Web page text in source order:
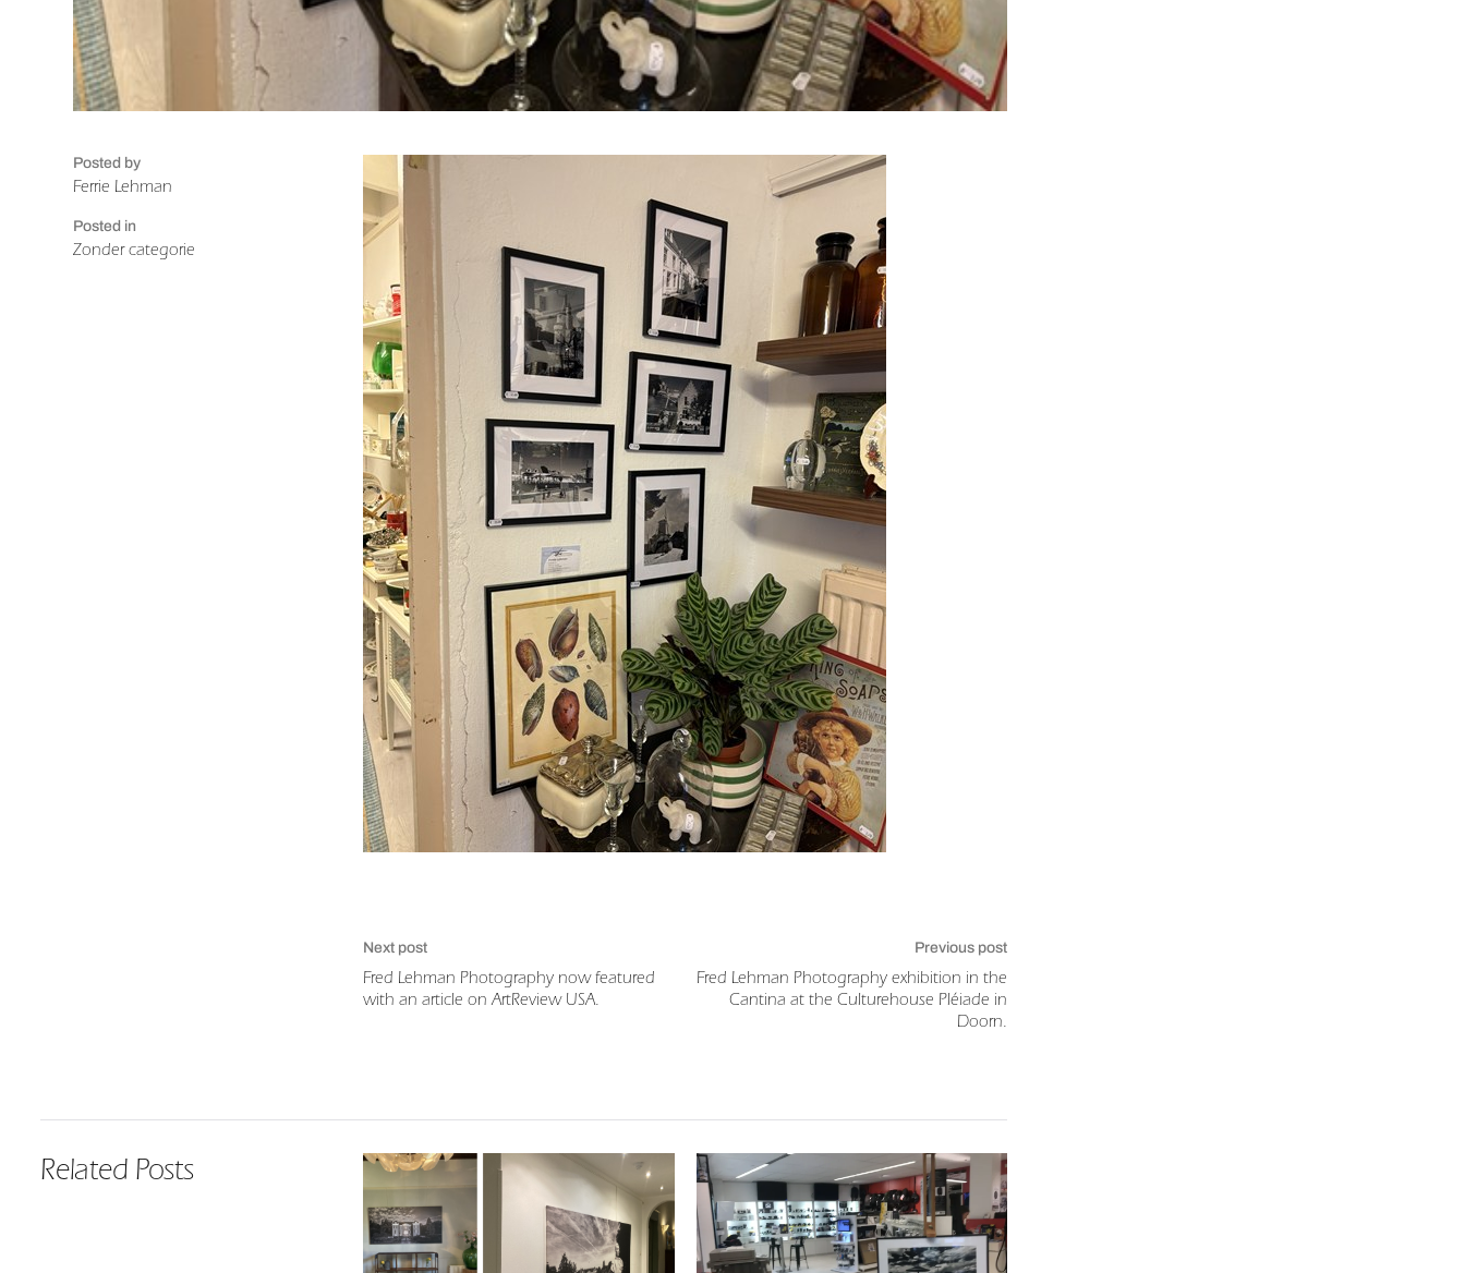
Posted by
Ferrie Lehman
Posted in
Zonder categorie
Next post
Fred Lehman Photography now featured
with an article on ArtReview USA.
Previous post
Fred Lehman Photography exhibition in the
Cantina at the Culturehouse Pléiade in
Doorn.
Related Posts